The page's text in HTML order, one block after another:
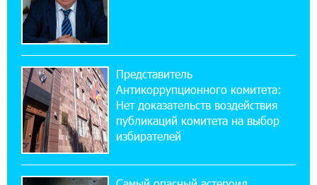
армян против Эрдогана, то что для него
значит сам Геноцид?
ВТБ (Армения): вклад «Стабильный» — до
10% годовых и оформление в мобильном
приложении
17:03:49 30-07-2026
Платформа Rate.Trading на Seaside Startup
Представитель
Антикоррупционного комитета:
Нет доказательств воздействия
публикаций комитета на выбор
избирателей